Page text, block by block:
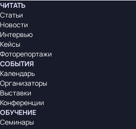
ЧИТАТЬ
Статьи
Новости
Интервью
Кейсы
Фоторепортажи
СОБЫТИЯ
Календарь
Организаторы
Выставки
Конференции
ОБУЧЕНИЕ
Семинары